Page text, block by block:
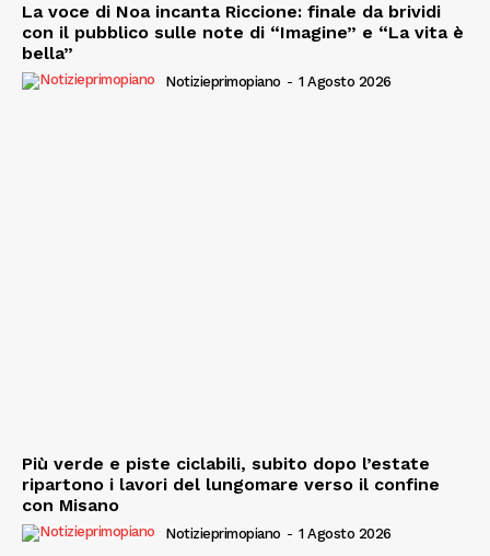
La voce di Noa incanta Riccione: finale da brividi
con il pubblico sulle note di “Imagine” e “La vita è
bella”
Notizieprimopiano - 1 Agosto 2026
Più verde e piste ciclabili, subito dopo l’estate
ripartono i lavori del lungomare verso il confine
con Misano
Notizieprimopiano - 1 Agosto 2026